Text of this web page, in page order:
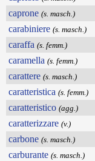
caprone (s. masch.)
carabiniere (s. masch.)
caraffa (s. femm.)
caramella (s. femm.)
carattere (s. masch.)
caratteristica (s. femm.)
caratteristico (agg.)
caratterizzare (v.)
carbone (s. masch.)
carburante (s. masch.)